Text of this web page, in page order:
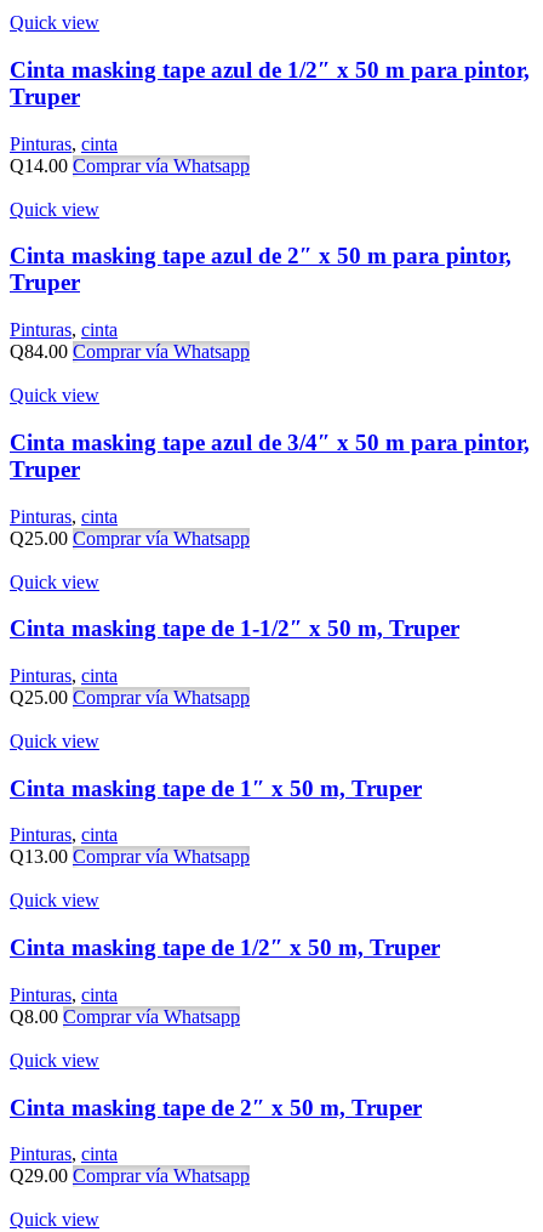
Quick view
Cinta masking tape azul de 1/2″ x 50 m para pintor,
Truper
Pinturas, cinta
Q14.00 Comprar vía Whatsapp
Quick view
Cinta masking tape azul de 2″ x 50 m para pintor,
Truper
Pinturas, cinta
Q84.00 Comprar vía Whatsapp
Quick view
Cinta masking tape azul de 3/4″ x 50 m para pintor,
Truper
Pinturas, cinta
Q25.00 Comprar vía Whatsapp
Quick view
Cinta masking tape de 1-1/2″ x 50 m, Truper
Pinturas, cinta
Q25.00 Comprar vía Whatsapp
Quick view
Cinta masking tape de 1″ x 50 m, Truper
Pinturas, cinta
Q13.00 Comprar vía Whatsapp
Quick view
Cinta masking tape de 1/2″ x 50 m, Truper
Pinturas, cinta
Q8.00 Comprar vía Whatsapp
Quick view
Cinta masking tape de 2″ x 50 m, Truper
Pinturas, cinta
Q29.00 Comprar vía Whatsapp
Quick view